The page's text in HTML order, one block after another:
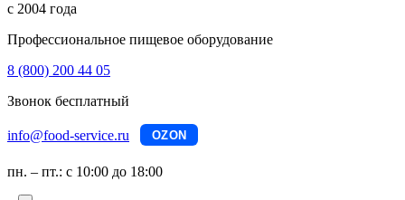
с 2004 года
Профессиональное пищевое оборудование
8 (800) 200 44 05
Звонок бесплатный
info@food-service.ru OZON
пн. – пт.: с 10:00 до 18:00